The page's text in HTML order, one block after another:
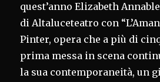
quest’anno Elizabeth
di Altaluceteatro con
Pinter, opera che a più di
prima messa in scena
la sua contemporaneità, un